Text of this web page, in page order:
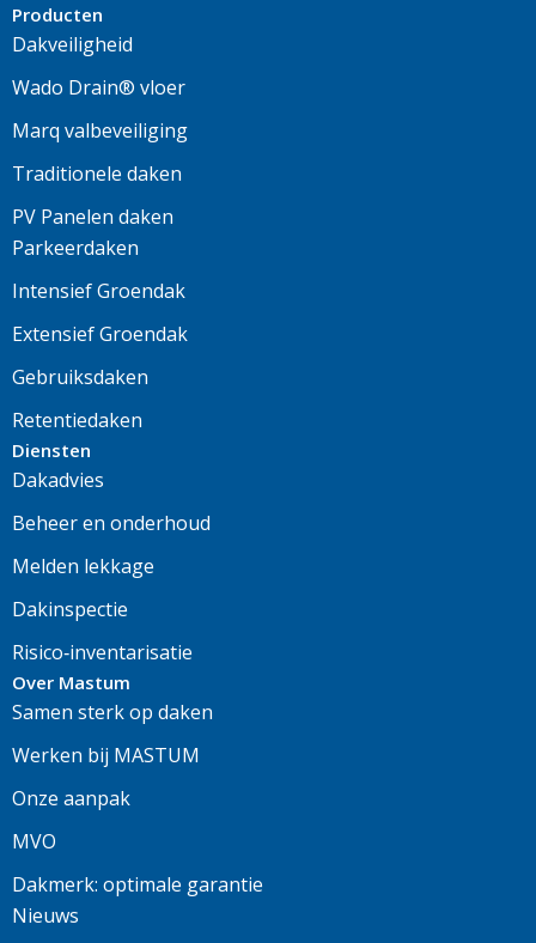
Producten
Dakveiligheid
Wado Drain® vloer
Marq valbeveiliging
Traditionele daken
PV Panelen daken
Parkeerdaken
Intensief Groendak
Extensief Groendak
Gebruiksdaken
Retentiedaken
Diensten
Dakadvies
Beheer en onderhoud
Melden lekkage
Dakinspectie
Risico‑inventarisatie
Over Mastum
Samen sterk op daken
Werken bij MASTUM
Onze aanpak
MVO
Dakmerk: optimale garantie
Nieuws